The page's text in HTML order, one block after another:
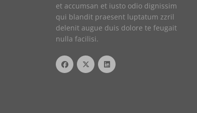
et accumsan et iusto odio dignissim
qui blandit praesent luptatum zzril
delenit augue duis dolore te feugait
nulla facilisi.